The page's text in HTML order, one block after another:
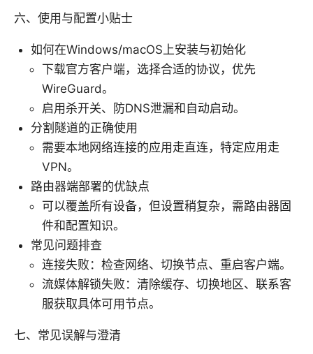
六、使用与配置小贴士
如何在Windows/macOS上安装与初始化
下载官方客户端，选择合适的协议，优先
WireGuard。
启用杀开关、防DNS泄漏和自动启动。
分割隧道的正确使用
需要本地网络连接的应用走直连，特定应用走
VPN。
路由器端部署的优缺点
可以覆盖所有设备，但设置稍复杂，需路由器固
件和配置知识。
常见问题排查
连接失败：检查网络、切换节点、重启客户端。
流媒体解锁失败：清除缓存、切换地区、联系客
服获取具体可用节点。
七、常见误解与澄清